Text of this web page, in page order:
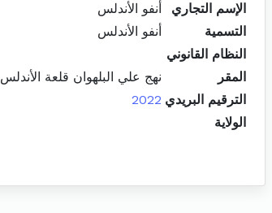
الإسم التجاري
أنفو الأندلس
التسمية
أنفو الأندلس
النظام القانوني
المقر
نهج علي البلهوان قلعة الأندلس
الترقيم البريدي 2022
الولاية